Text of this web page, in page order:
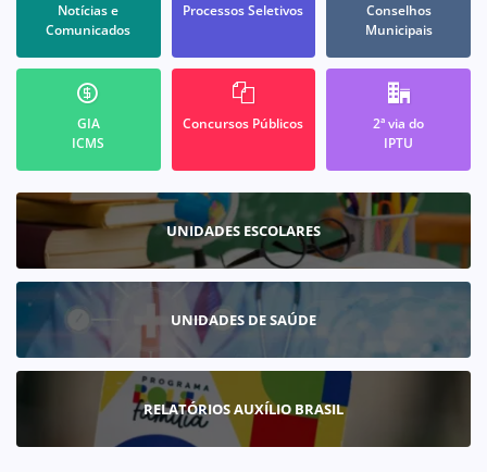
Notícias e
Comunicados
Processos Seletivos
Conselhos
Municipais
GIA
ICMS
Concursos Públicos
2ª via do
IPTU
UNIDADES ESCOLARES
UNIDADES DE SAÚDE
RELATÓRIOS AUXÍLIO BRASIL